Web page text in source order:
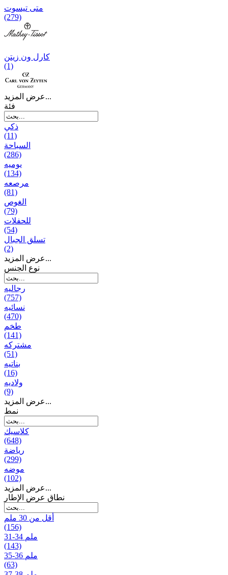
متی تیسوت
(279)
کارل ون زیتن
(1)
عرض المزيد...
فئة
ذكي
(11)
السباحة
(286)
يومیه
(134)
مرصعه
(81)
الغوص
(79)
للحفلات
(54)
تسلق الجبال
(2)
عرض المزيد...
نوع الجنس
رجالیه
(757)
نسائیه
(470)
طخم
(141)
مشتركه
(51)
بناتیه
(16)
ولادیه
(9)
عرض المزيد...
نمط
كلاسيك
(648)
رياضة
(299)
موضه
(102)
عرض المزيد...
نطاق عرض الإطار
أقل من 30 ملم
(156)
31-34 ملم
(143)
35-36 ملم
(63)